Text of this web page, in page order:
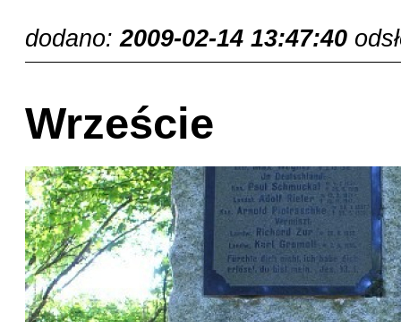
dodano:2009-02-14 13:47:40
Wrzeście